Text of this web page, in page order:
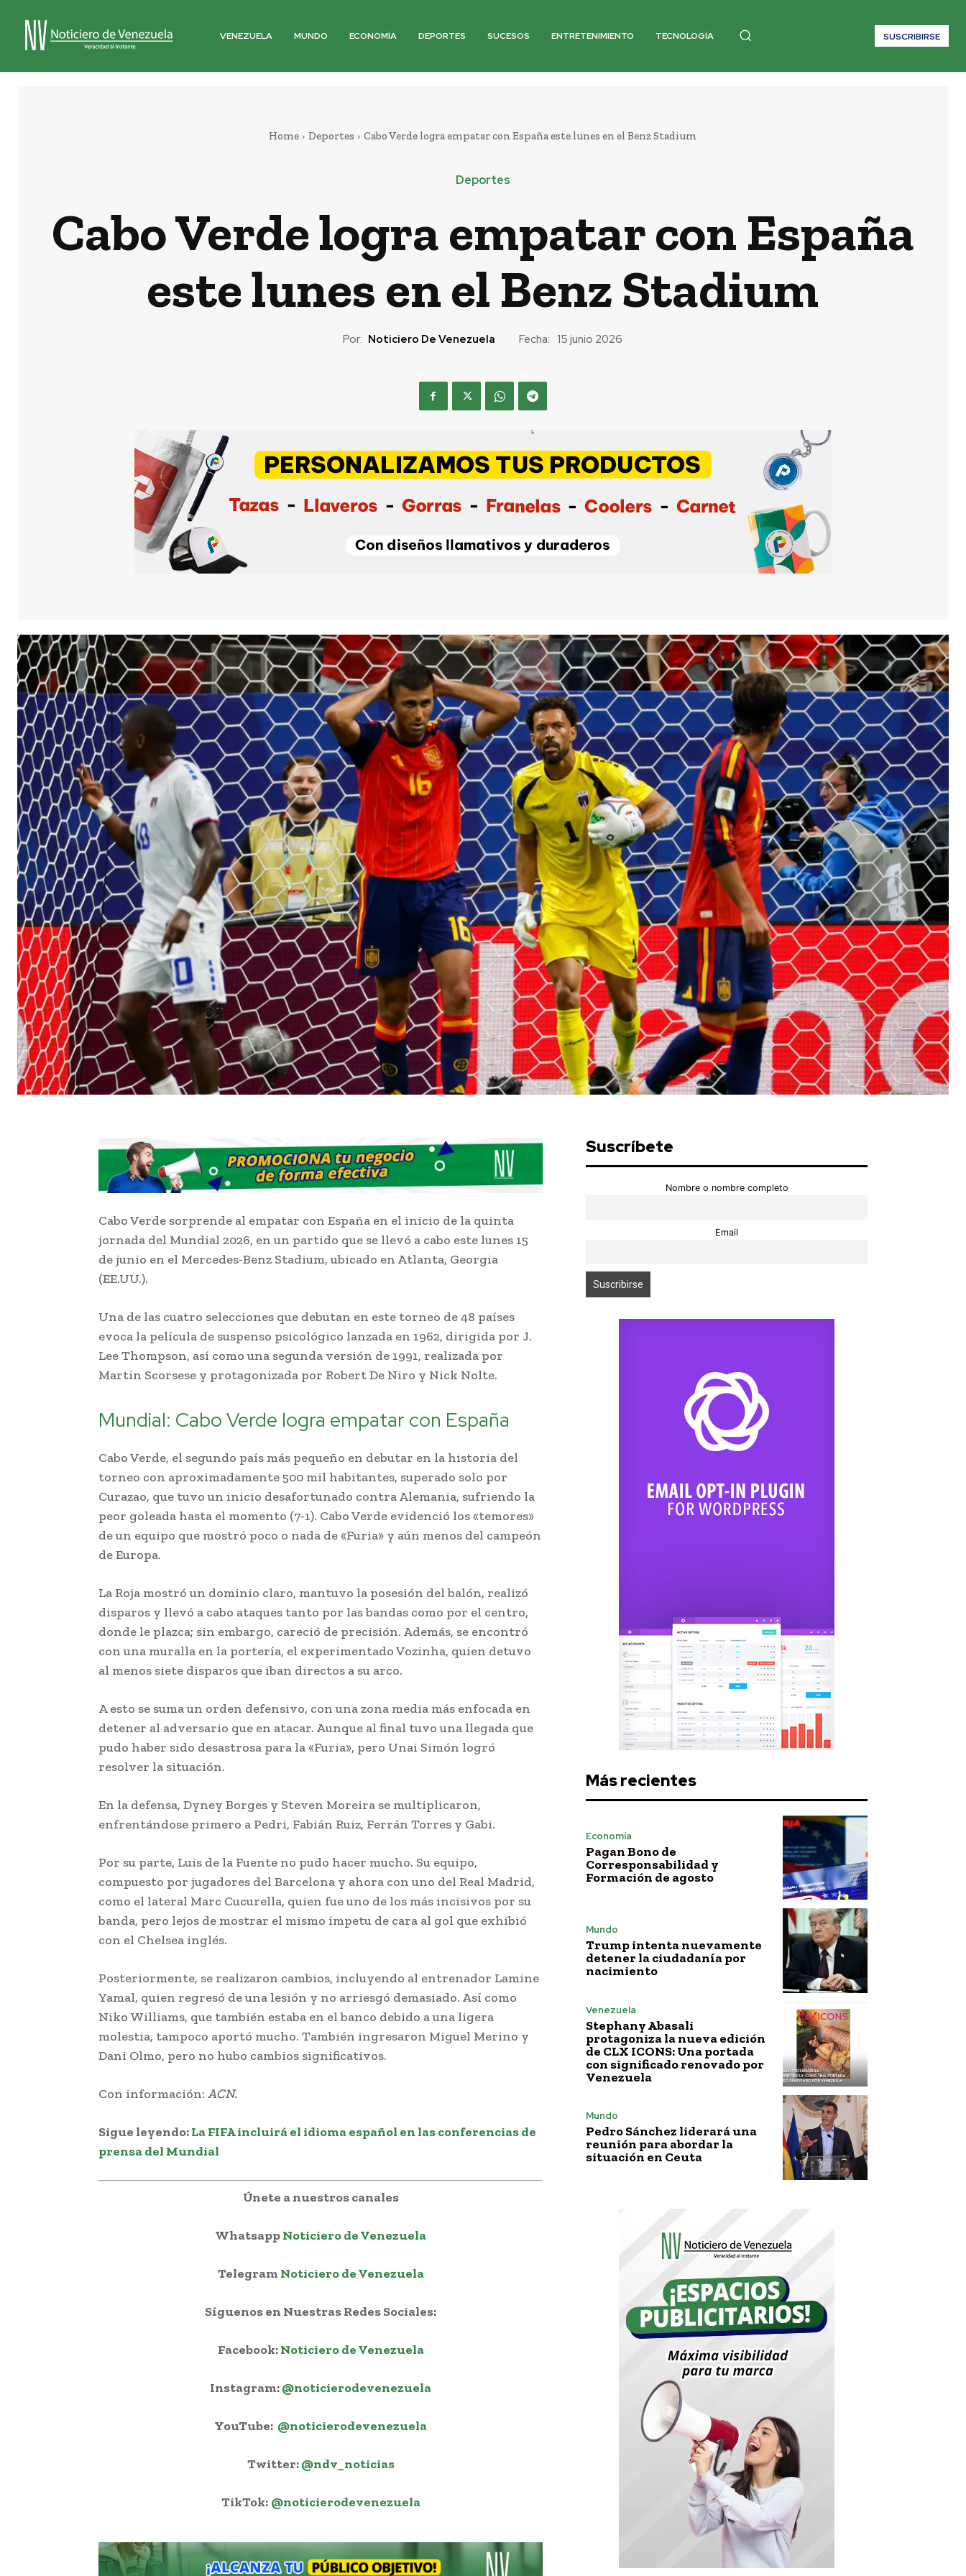
VENEZUELA MUNDO ECONOMÍA DEPORTES SUCESOS ENTRETENIMIENTO TECNOLOGÍA SUSCRIBIRSE
Home Deportes Cabo Verde logra empatar con España este lunes en el Benz Stadium
Deportes
Cabo Verde logra empatar con España
este lunes en el Benz Stadium
Por: Noticiero De Venezuela Fecha: 15 junio 2026
Cabo Verde sorprende al empatar con España en el inicio de la quinta
jornada del Mundial 2026, en un partido que se llevó a cabo este lunes 15
de junio en el Mercedes-Benz Stadium, ubicado en Atlanta, Georgia
(EE.UU.).
Una de las cuatro selecciones que debutan en este torneo de 48 países
evoca la película de suspenso psicológico lanzada en 1962, dirigida por J.
Lee Thompson, así como una segunda versión de 1991, realizada por
Martin Scorsese y protagonizada por Robert De Niro y Nick Nolte.
Mundial: Cabo Verde logra empatar con España
Cabo Verde, el segundo país más pequeño en debutar en la historia del
torneo con aproximadamente 500 mil habitantes, superado solo por
Curazao, que tuvo un inicio desafortunado contra Alemania, sufriendo la
peor goleada hasta el momento (7-1). Cabo Verde evidenció los «temores»
de un equipo que mostró poco o nada de «Furia» y aún menos del campeón
de Europa.
La Roja mostró un dominio claro, mantuvo la posesión del balón, realizó
disparos y llevó a cabo ataques tanto por las bandas como por el centro,
donde le plazca; sin embargo, careció de precisión. Además, se encontró
con una muralla en la portería, el experimentado Vozinha, quien detuvo
al menos siete disparos que iban directos a su arco.
A esto se suma un orden defensivo, con una zona media más enfocada en
detener al adversario que en atacar. Aunque al final tuvo una llegada que
pudo haber sido desastrosa para la «Furia», pero Unai Simón logró
resolver la situación.
En la defensa, Dyney Borges y Steven Moreira se multiplicaron,
enfrentándose primero a Pedri, Fabián Ruiz, Ferrán Torres y Gabi.
Por su parte, Luis de la Fuente no pudo hacer mucho. Su equipo,
compuesto por jugadores del Barcelona y ahora con uno del Real Madrid,
como el lateral Marc Cucurella, quien fue uno de los más incisivos por su
banda, pero lejos de mostrar el mismo ímpetu de cara al gol que exhibió
con el Chelsea inglés.
Posteriormente, se realizaron cambios, incluyendo al entrenador Lamine
Yamal, quien regresó de una lesión y no arriesgó demasiado. Así como
Niko Williams, que también estaba en el banco debido a una ligera
molestia, tampoco aportó mucho. También ingresaron Miguel Merino y
Dani Olmo, pero no hubo cambios significativos.
Con información: ACN.
Sigue leyendo:La FIFA incluirá el idioma español en las conferencias de
prensa del Mundial
Únete a nuestros canales
WhatsappNoticiero de Venezuela
Telegram Noticiero de Venezuela
Síguenos en Nuestras Redes Sociales:
Facebook:Noticiero de Venezuela
Instagram:@noticierodevenezuela
YouTube: @noticierodevenezuela
Twitter:@ndv_noticias
TikTok: @noticierodevenezuela
Suscríbete
Nombre o nombre completo
Email
Más recientes
Economía
Pagan Bono de
Corresponsabilidad y
Formación de agosto
Mundo
Trump intenta nuevamente
detener la ciudadanía por
nacimiento
Venezuela
Stephany Abasali
protagoniza la nueva edición
de CLX ICONS: Una portada
con significado renovado por
Venezuela
Mundo
Pedro Sánchez liderará una
reunión para abordar la
situación en Ceuta